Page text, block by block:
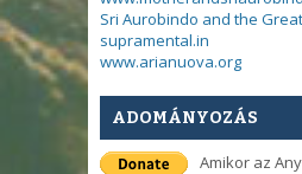
Sri Aurobindo and the
supramental.in
www.arianuova.org
ADOMÁNYOZÁS
Amikor az